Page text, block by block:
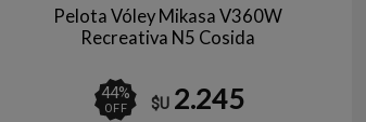
Pelota Vóley Mikasa V360W
Recreativa N5 Cosida
44%
OFF $U 2.245